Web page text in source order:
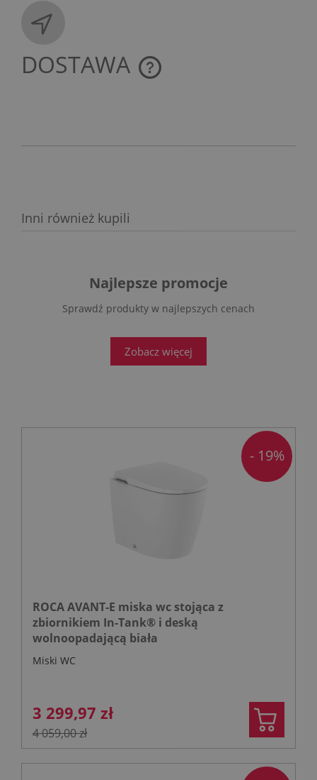
DOSTAWA
CENA NIE ZAWIERA EWENTUALNYCH KOSZTÓW
Inni również kupili
Najlepsze promocje
Sprawdź produkty w najlepszych cenach
Zobacz więcej
ROCA AVANT-E miska wc stojąca z
zbiornikiem In-Tank® i deską
wolnoopadającą biała
Miski WC
3 299,97 zł
4 059,00 zł
- 19%